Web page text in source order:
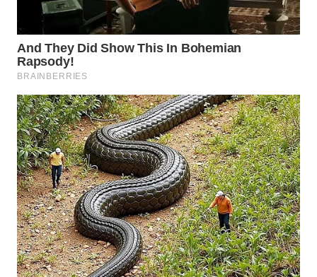
WN
CIANJUR
WN
KEPULAUAN
SERIBU
WN
TANGERANG
WN
BINJAI
WN
CIREBON